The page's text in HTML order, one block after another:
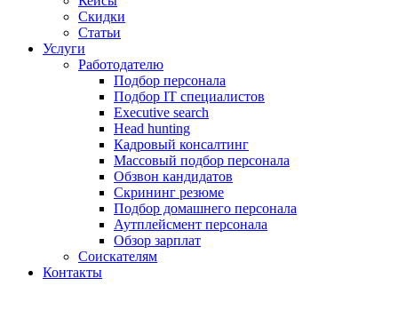
Скидки
Статьи
Услуги
Работодателю
Подбор персонала
Подбор IT специалистов
Еxecutive search
Head hunting
Кадровый консалтинг
Массовый подбор персонала
Обзвон кандидатов
Скрининг резюме
Подбор домашнего персонала
Аутплейсмент персонала
Обзор зарплат
Соискателям
Контакты